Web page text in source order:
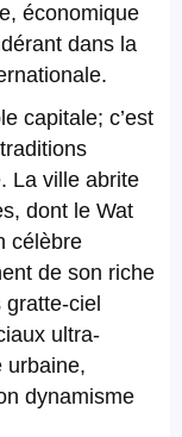
économique
dans la
capitale; c’est
La ville abrite
dont le Wat
célèbre
de son riche
ciel
ultra-
urbaine,
dynamisme